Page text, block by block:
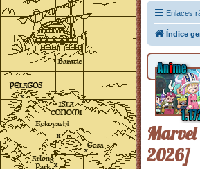
Enlaces
Índice
2026]